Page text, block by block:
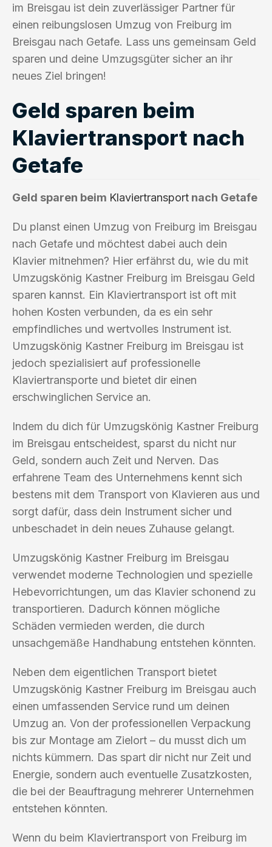
im Breisgau ist dein zuverlässiger Partner für
einen reibungslosen Umzug von Freiburg im
Breisgau nach Getafe. Lass uns gemeinsam Geld
sparen und deine Umzugsgüter sicher an ihr
neues Ziel bringen!
Geld sparen beim
Klaviertransport nach
Getafe
Geld sparen beim Klaviertransport nach Getafe
Du planst einen Umzug von Freiburg im Breisgau
nach Getafe und möchtest dabei auch dein
Klavier mitnehmen? Hier erfährst du, wie du mit
Umzugskönig Kastner Freiburg im Breisgau Geld
sparen kannst. Ein Klaviertransport ist oft mit
hohen Kosten verbunden, da es ein sehr
empfindliches und wertvolles Instrument ist.
Umzugskönig Kastner Freiburg im Breisgau ist
jedoch spezialisiert auf professionelle
Klaviertransporte und bietet dir einen
erschwinglichen Service an.
Indem du dich für Umzugskönig Kastner Freiburg
im Breisgau entscheidest, sparst du nicht nur
Geld, sondern auch Zeit und Nerven. Das
erfahrene Team des Unternehmens kennt sich
bestens mit dem Transport von Klavieren aus und
sorgt dafür, dass dein Instrument sicher und
unbeschadet in dein neues Zuhause gelangt.
Umzugskönig Kastner Freiburg im Breisgau
verwendet moderne Technologien und spezielle
Hebevorrichtungen, um das Klavier schonend zu
transportieren. Dadurch können mögliche
Schäden vermieden werden, die durch
unsachgemäße Handhabung entstehen könnten.
Neben dem eigentlichen Transport bietet
Umzugskönig Kastner Freiburg im Breisgau auch
einen umfassenden Service rund um deinen
Umzug an. Von der professionellen Verpackung
bis zur Montage am Zielort – du musst dich um
nichts kümmern. Das spart dir nicht nur Zeit und
Energie, sondern auch eventuelle Zusatzkosten,
die bei der Beauftragung mehrerer Unternehmen
entstehen könnten.
Wenn du beim Klaviertransport von Freiburg im